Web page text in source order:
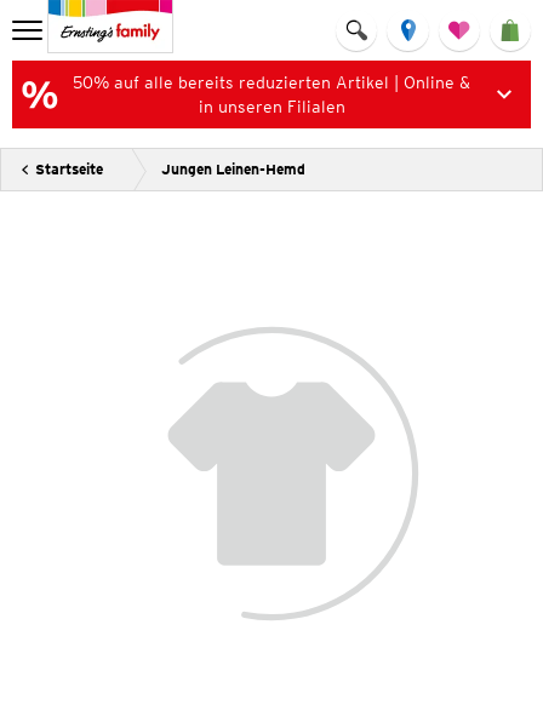
50% auf alle bereits reduzierten Artikel | Online &
in unseren Filialen
Startseite Jungen Leinen-Hemd